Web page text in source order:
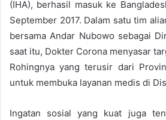
(IHA), berhasil masuk ke
September 2017. Dalam satu tim
bersama Andar Nubowo sebagai
saat itu, Dokter Corona menyasar
Rohingnya yang terusir dari
untuk membuka layanan medis di
Ingatan sosial yang kuat juga